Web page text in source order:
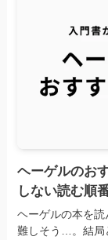
ヘーゲルのお
しない読む順
ヘーゲルの本を
難しそう…。結局